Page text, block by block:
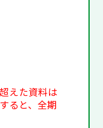
えた資料は
ると、全期